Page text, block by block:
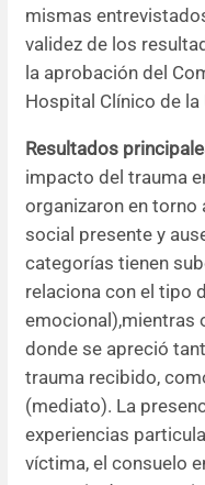
mismas
validez de los
la aprobación del
Hospital Clínico de la
Resultados
impacto del trauma
organizaron en torno
social presente y
categorías tienen
relaciona con el tipo
emocional),mientras
donde se apreció
trauma recibido,
(mediato). La
experiencias
víctima, el consuelo